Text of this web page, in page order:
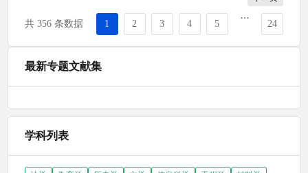
共 356 条数据 1 2 3 4 5 24
最新专题文献集
学科列表